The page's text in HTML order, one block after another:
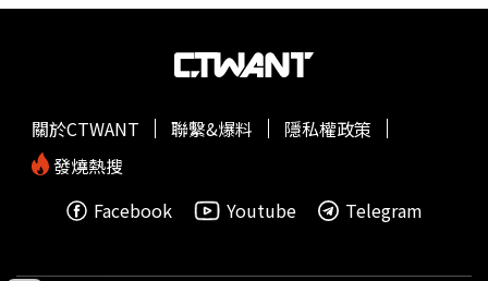
關於CTWANT 聯繫&爆料
隱私權政策
發燒熱搜
Facebook
Youtube Telegram